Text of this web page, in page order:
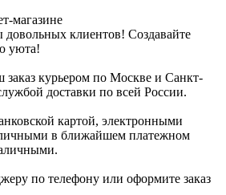
магазине
довольных клиентов! Создавайте
уюта!
курьером по Москве и Санкт-
доставки по всей России.
картой, электронными
в ближайшем платежном
по телефону или оформите заказ